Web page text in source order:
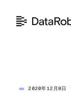
2020年12月8日